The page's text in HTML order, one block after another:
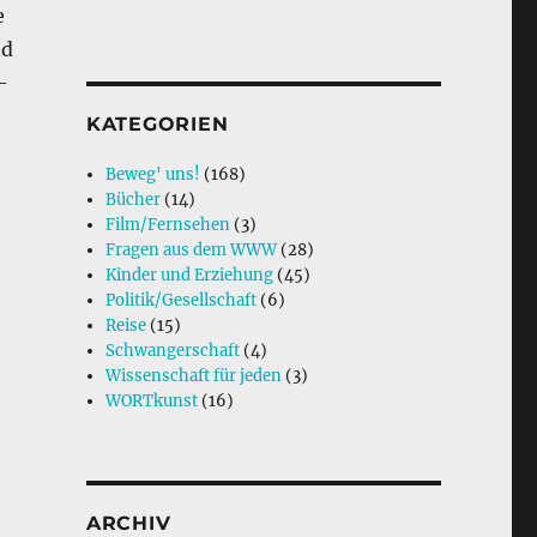
KATEGORIEN
Beweg' uns! (168)
Bücher (14)
Film/Fernsehen (3)
Fragen aus dem WWW(28)
Kinder und Erziehung (45)
Politik/Gesellschaft (6)
Reise (15)
Schwangerschaft (4)
Wissenschaft für jeden (3)
WORTkunst (16)
ARCHIV